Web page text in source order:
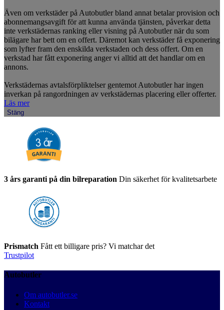
Även om verkstäder på Autobutler bland annat betalar provision och
abonnemangsavgift för att kunna använda tjänsten, påverkar detta
inte verkstädernas ranking eller visning på Autobutler när du som
bilägare har bett om en offert. Däremot kan verkstäder få exponering
som lyfter fram den enskilda verkstaden och dess offert. Om en
verkstad har fått exponering anger vi alltid att det handlar om en
annons.
Verkstädernas avtalsförpliktelser gentemot Autobutler har ingen
inverkan på rangordningen av verkstädernas placering eller offerter.
Läs mer
Stäng
3 års garanti på din bilreparation Din säkerhet för kvalitetsarbete
Prismatch Fått ett billigare pris? Vi matchar det
Trustpilot
Autobutler
Om autobutler.se
Kontakt